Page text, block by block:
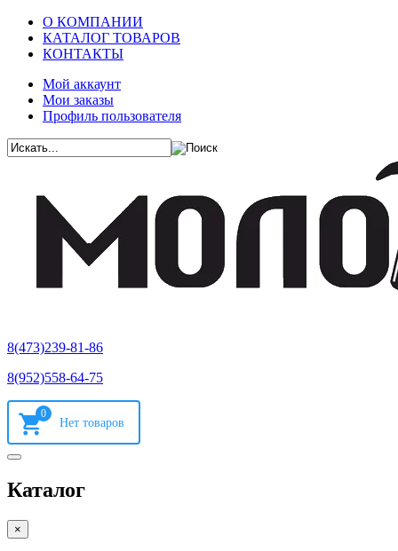
О КОМПАНИИ
КАТАЛОГ ТОВАРОВ
КОНТАКТЫ
Мой аккаунт
Мои заказы
Профиль пользователя
8(473)239-81-86
8(952)558-64-75
0
Каталог
×